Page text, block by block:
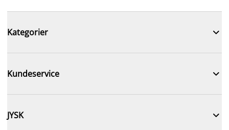
Kategorier 
Kundeservice 
JYSK 